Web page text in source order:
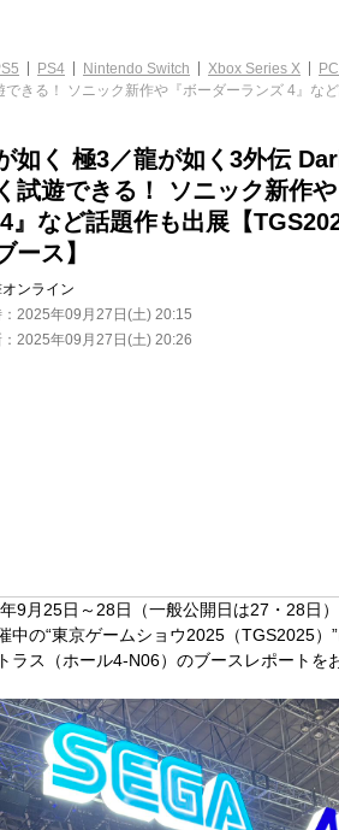
PS4 Nintendo Switch Xbox Series X
きる！ ソニック新作や『ボーダーランズ 4』な
が如く 極3／龍が如く3外伝
試遊できる！ ソニック新作
』など話題作も出展【
ース】
オンライン
2025年09月27日(土) 20:15
2025年09月27日(土) 20:26
9月25日～28日（一般公開日は27・28日
中の“東京ゲームショウ2025（TGS2025）
ラス（ホール4-N06）のブースレポートを